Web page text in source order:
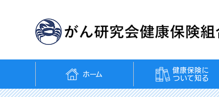
ホーム
健康保険に
ついて知る